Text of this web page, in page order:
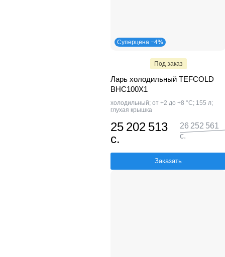
Суперцена −4%
Под заказ
Ларь холодильный TEFCOLD
BHC100X1
холодильный; от +2 до +8 °С; 155 л;
глухая крышка
25 202 513
с.
26 252 561
с.
Заказать